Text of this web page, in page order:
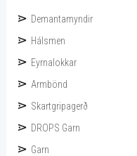
Demantamyndir
Hálsmen
Eyrnalokkar
Armbönd
Skartgripagerð
DROPS Garn
Garn